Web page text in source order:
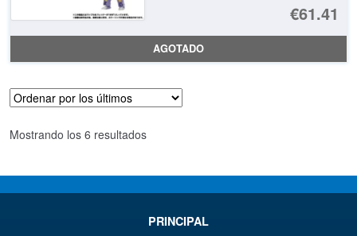
€61.41
El
AGOTADO
Mostrando los 6 resultadosOrdenado
PRINCIPAL